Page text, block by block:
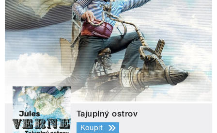
Tajuplný ostrov
Koupit